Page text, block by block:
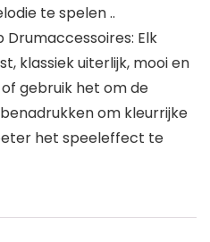
te spelen ..
Drumaccessoires: Elk
klassiek uiterlijk, mooi en
gebruik het om de
om kleurrijke
het speeleffect te